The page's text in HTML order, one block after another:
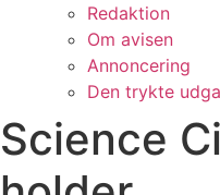
Redaktion
Om avisen
Annoncering
Den trykte
Science